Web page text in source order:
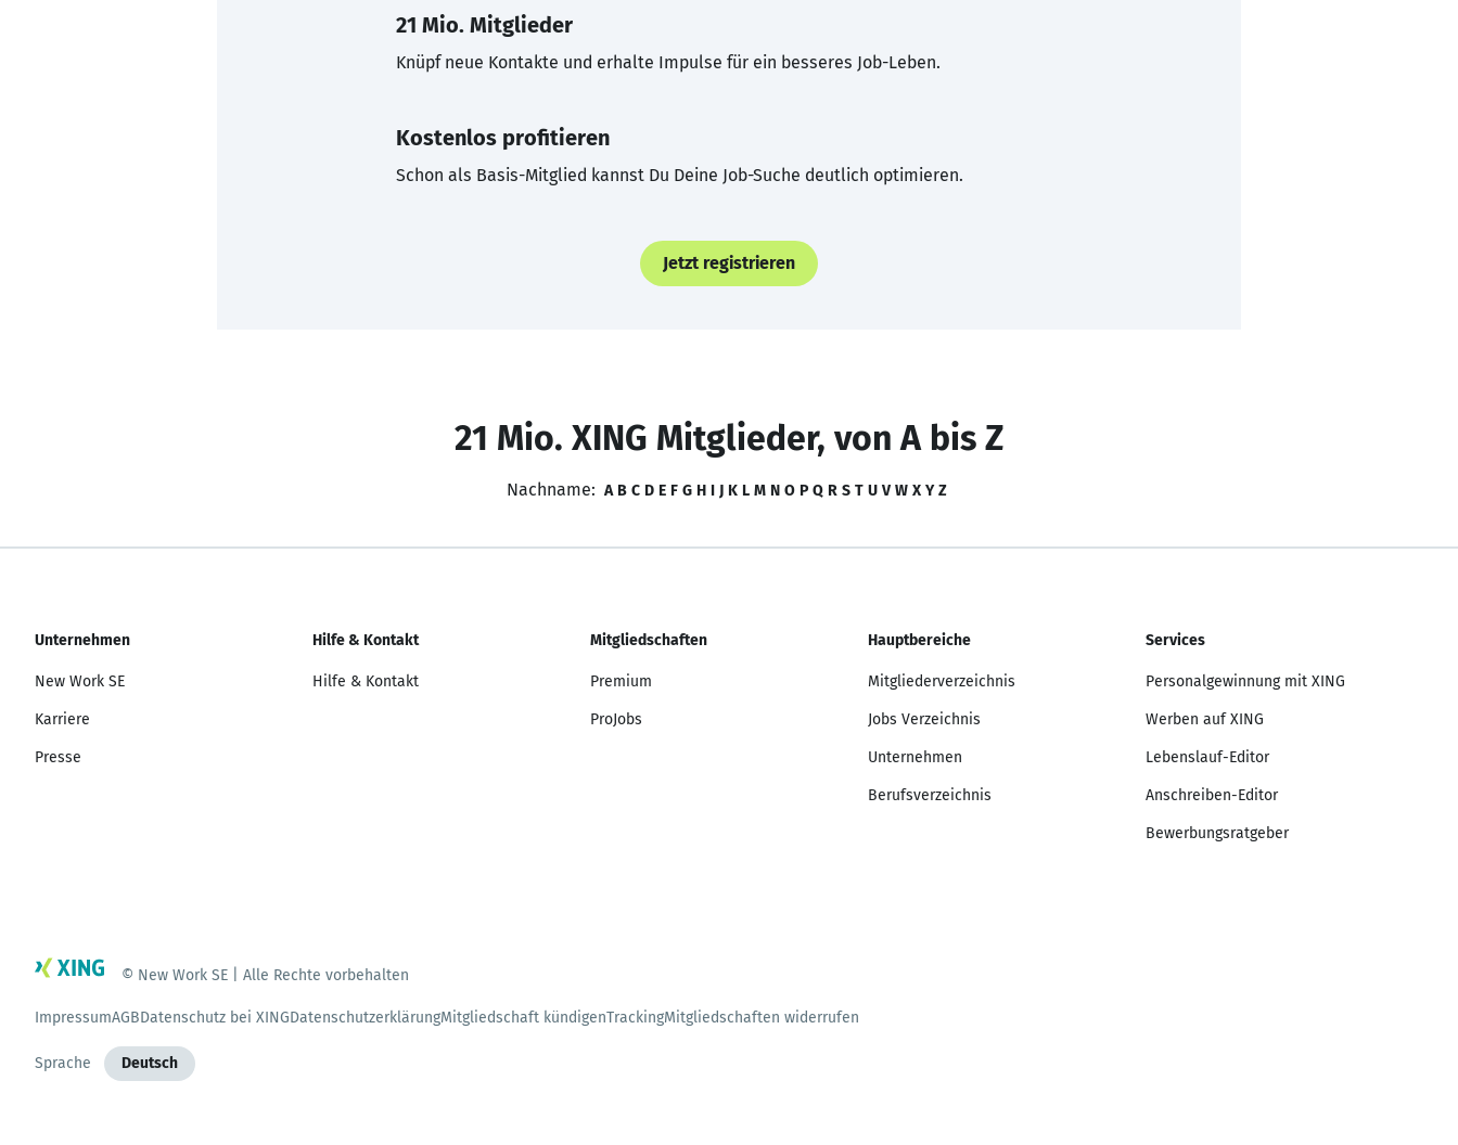
21 Mio. Mitglieder
Knüpf neue Kontakte und erhalte Impulse für ein besseres Job-Leben.
Kostenlos profitieren
Schon als Basis-Mitglied kannst Du Deine Job-Suche deutlich optimieren.
Jetzt registrieren
21 Mio. XING Mitglieder, von A bis Z
Nachname: A B C D E F G H I J K L M N O P Q R S T U V W X Y Z
Unternehmen
New Work SE
Karriere
Presse
Hilfe & Kontakt
Hilfe & Kontakt
Mitgliedschaften
Premium
ProJobs
Hauptbereiche
Mitgliederverzeichnis
Jobs Verzeichnis
Unternehmen
Berufsverzeichnis
Services
Personalgewinnung mit XING
Werben auf XING
Lebenslauf-Editor
Anschreiben-Editor
Bewerbungsratgeber
© New Work SE | Alle Rechte vorbehalten
ImpressumAGBDatenschutz bei XINGDatenschutzerklärungMitgliedschaft kündigenTrackingMitgliedschaften widerrufen
Sprache Deutsch